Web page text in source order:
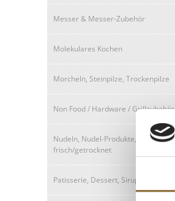
Messer & Messer-Zubehör
Molekulares Kochen
Morcheln, Steinpilze, Trockenpilze
Non Food / Hardware / Grillzubehör
Nudeln, Nudel-Produkte,
frisch/getrocknet
Patisserie, Dessert, Sirup